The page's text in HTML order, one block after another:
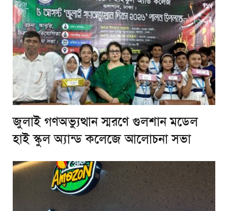
জুলাই গণঅভ্যুত্থান স্মরণে গুলশান মডেল
হাই স্কুল অ্যান্ড কলেজে আলোচনা সভা